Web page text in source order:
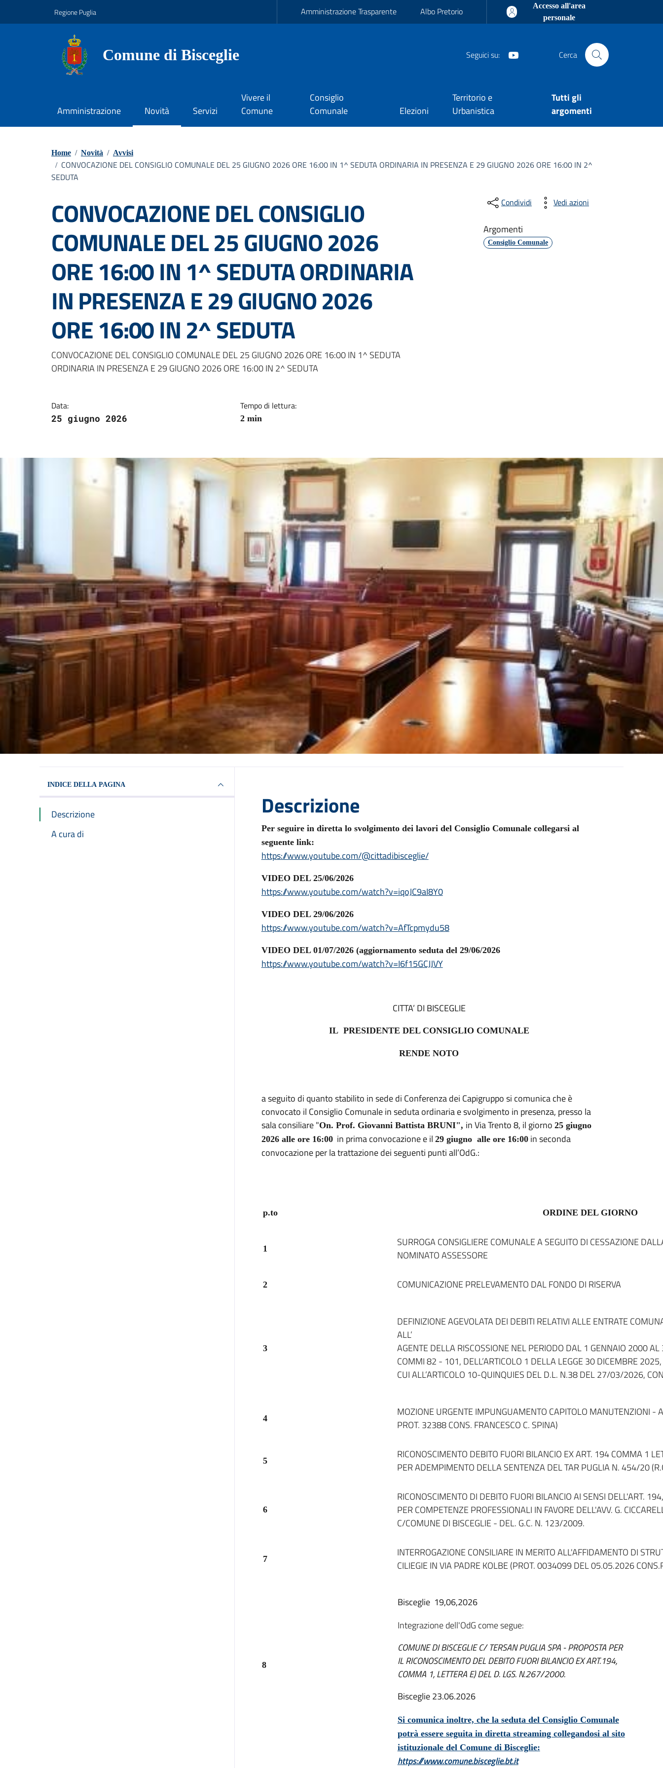
Regione Puglia Amministrazione Trasparente Albo Pretorio
Accesso all'area
personale
Comune di Bisceglie Seguici su: Cerca
Amministrazione Novità Servizi
Vivere il
Comune
Consiglio
Comunale
Elezioni
Territorio e
Urbanistica
Tutti gli
argomenti
Home / Novità / Avvisi
/ CONVOCAZIONE DEL CONSIGLIO COMUNALE DEL 25 GIUGNO 2026 ORE 16:00 IN 1^ SEDUTA ORDINARIA IN PRESENZA E 29 GIUGNO 2026 ORE 16:00 IN 2^
SEDUTA
CONVOCAZIONE DEL CONSIGLIO
COMUNALE DEL 25 GIUGNO 2026
ORE 16:00 IN 1^ SEDUTA ORDINARIA
IN PRESENZA E 29 GIUGNO 2026
ORE 16:00 IN 2^ SEDUTA
Dettagli della notizia
CONVOCAZIONE DEL CONSIGLIO COMUNALE DEL 25 GIUGNO 2026 ORE 16:00 IN 1^ SEDUTA
ORDINARIA IN PRESENZA E 29 GIUGNO 2026 ORE 16:00 IN 2^ SEDUTA
Data:
25 giugno 2026
Tempo di lettura:
2 min
Condividi Vedi azioni
Argomenti
Consiglio Comunale
INDICE DELLA PAGINA
Descrizione
A cura di
Descrizione
Per seguire in diretta lo svolgimento dei lavori del Consiglio Comunale collegarsi al
seguente link:
https://www.youtube.com/@cittadibisceglie/
VIDEO DEL 25/06/2026
https://www.youtube.com/watch?v=iqoJC9aI8Y0
VIDEO DEL 29/06/2026
https://www.youtube.com/watch?v=AfTcpmydu58
VIDEO DEL 01/07/2026 (aggiornamento seduta del 29/06/2026
https://www.youtube.com/watch?v=I6f15GCJJVY
CITTA’ DI BISCEGLIE
IL PRESIDENTE DEL CONSIGLIO COMUNALE
RENDE NOTO
a seguito di quanto stabilito in sede di Conferenza dei Capigruppo si comunica che è
convocato il Consiglio Comunale in seduta ordinaria e svolgimento in presenza, presso la
sala consiliare "On. Prof. Giovanni Battista BRUNI", in Via Trento 8, il giorno 25 giugno
2026 alle ore 16:00in prima convocazione e il 29 giugno alle ore 16:00in seconda
convocazione per la trattazione dei seguenti punti all’OdG.:
p.to ORDINE DEL GIORNO
1
SURROGA CONSIGLIERE COMUNALE A SEGUITO DI CESSAZIONE
NOMINATO ASSESSORE
2 COMUNICAZIONE PRELEVAMENTO DAL FONDO DI RISERVA
3
DEFINIZIONE AGEVOLATA DEI DEBITI RELATIVI ALLE ENTRATE
AGENTE DELLA RISCOSSIONE NEL PERIODO DAL 1 GENNAIO 2000
COMMI 82 - 101, DELL’ARTICOLO 1 DELLA LEGGE 30 DICEMBRE
CUI ALL’ARTICOLO 10-QUINQUIES DEL D.L. N.38 DEL 27/03/2026,
4
MOZIONE URGENTE IMPUNGUAMENTO CAPITOLO MANUTENZIONI -
PROT. 32388 CONS. FRANCESCO C. SPINA)
5
RICONOSCIMENTO DEBITO FUORI BILANCIO EX ART. 194 COMMA 1
PER ADEMPIMENTO DELLA SENTENZA DEL TAR PUGLIA N. 454/20
6
RICONOSCIMENTO DI DEBITO FUORI BILANCIO AI SENSI DELL'ART.
PER COMPETENZE PROFESSIONALI IN FAVORE DELL'AVV. G.
C/COMUNE DI BISCEGLIE - DEL. G.C. N. 123/2009.
7
INTERROGAZIONE CONSILIARE IN MERITO ALL'AFFIDAMENTO DI
CILIEGIE IN VIA PADRE KOLBE (PROT. 0034099 DEL 05.05.2026
Bisceglie 19,06,2026
8
Integrazione dell'OdG come segue:
COMUNE DI BISCEGLIE C/ TERSAN PUGLIA SPA - PROPOSTA PER
IL RICONOSCIMENTO DEL DEBITO FUORI BILANCIO EX ART.194,
COMMA 1, LETTERA E) DEL D. LGS. N.267/2000.
Bisceglie 23.06.2026
Si comunica inoltre, che la seduta del Consiglio Comunale
potrà essere seguita in diretta streaming collegandosi al sito
istituzionale del Comune di Bisceglie:
https://www.comune.bisceglie.bt.it